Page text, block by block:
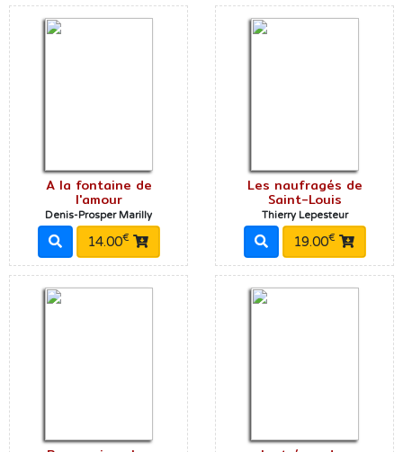
A la fontaine de
l'amour
Denis-Prosper Marilly
14.00€
Les naufragés de
Saint-Louis
Thierry Lepesteur
19.00€